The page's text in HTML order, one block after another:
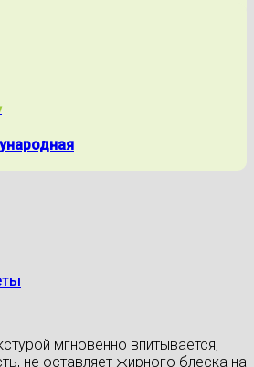
мгновенно впитывается,
не оставляет жирного блеска на